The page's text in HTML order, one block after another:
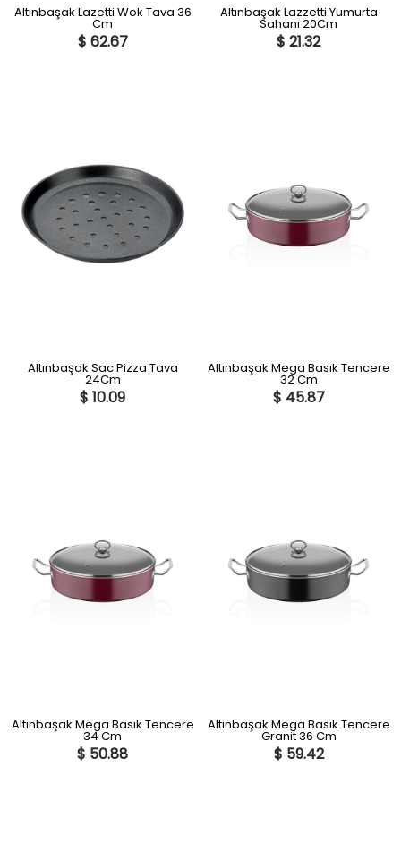
Altınbaşak Lazetti Wok Tava 36
Cm
$ 62.67
Altınbaşak Lazzetti Yumurta
Sahanı 20Cm
$ 21.32
Altınbaşak Sac Pizza Tava
24Cm
$ 10.09
Altınbaşak Mega Basık Tencere
32 Cm
$ 45.87
Altınbaşak Mega Basık Tencere
34 Cm
$ 50.88
Altınbaşak Mega Basık Tencere
Granit 36 Cm
$ 59.42